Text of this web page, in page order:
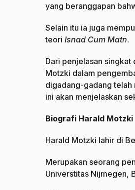
yang beranggapan
Selain itu ia juga
teori Isnad Cum Matn.
Dari penjelasan
Motzki dalam
digadang-gadang telah
ini akan menjelaskan
Biografi Harald Motzki
Harald Motzki lahir di
Merupakan seorang
Universtitas Nijmegen,